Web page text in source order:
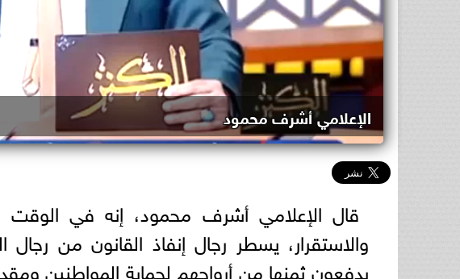
الإعلامي أشرف محمود
قال الإعلامي أشرف محمود، إنه في الوقت
والاستقرار، يسطر رجال إنفاذ القانون من
يدفعون ثمنها من أرواحهم لحماية المواطنين